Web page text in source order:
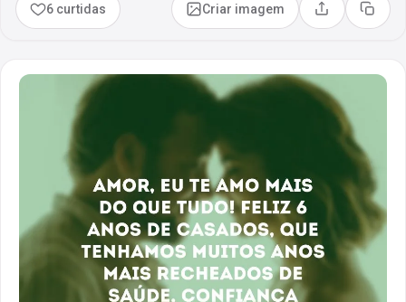
6 curtidas Criar imagem Compartilhar
Copiar